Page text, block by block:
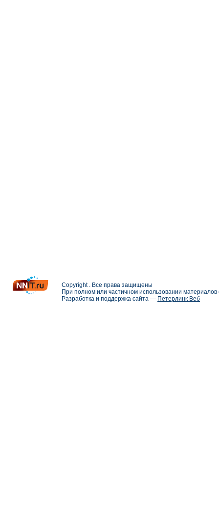
Copyright . Все права защищены
При полном или частичном использовании
Разработка и поддержка сайта — Петерлинк Веб